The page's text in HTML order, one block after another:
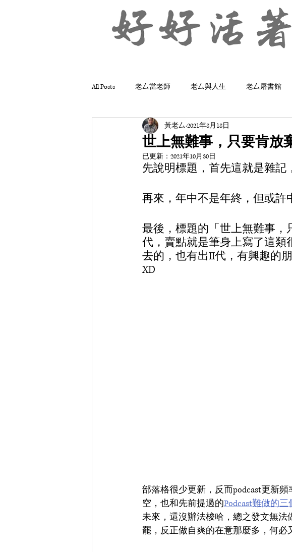
All Posts 老厶當老師 老厶與人生 老厶屠書館
世上無難事，只要肯放
黃老厶 2021年8月18日
已更新： 2021年10月30日
先說明標題，首先這就是雜記
再來，年中不是年終，但或許
最後，標題的「世上無難事，
代，賣點就是筆身上寫了這類
去的，也有出II代，有興趣的
XD
部落格很少更新，反而podcast更新
空，也和先前提過的Podcast難做的
未來，還沒辦法梭哈，總之發文無
罷，反正做自爽的在意那麼多，何必